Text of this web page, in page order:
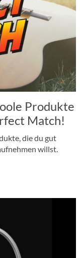
Produkte
Match!
die du gut
willst.